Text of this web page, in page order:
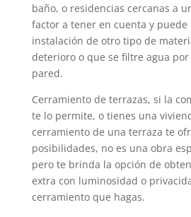
baño, o residencias cercanas a
factor a tener en cuenta y
instalación de otro tipo de
deterioro o que se filtre agua
pared.
Cerramiento de terrazas, si la
te lo permite, o tienes una
cerramiento de una terraza te
posibilidades, no es una obra
pero te brinda la opción de
extra con luminosidad o
cerramiento que hagas.